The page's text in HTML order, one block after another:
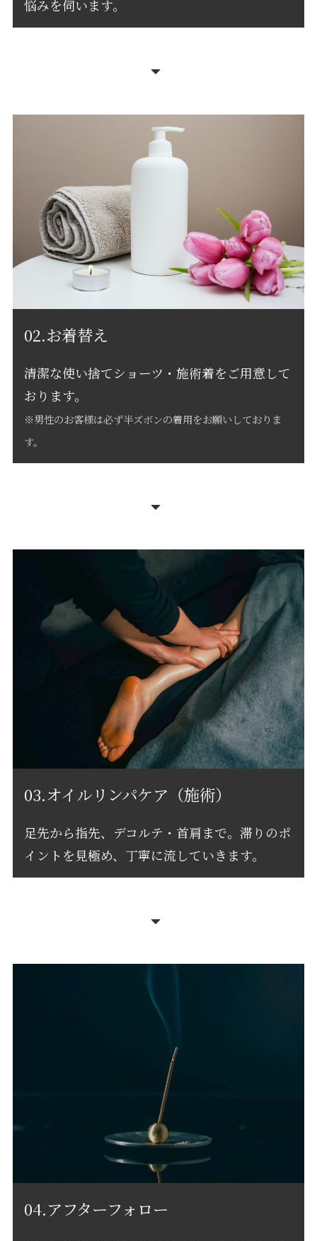
悩みを伺います。
02.お着替え
清潔な使い捨てショーツ・施術着をご用意して
おります。
※男性のお客様は必ず半ズボンの着用をお願いしておりま
す。
03.オイルリンパケア（施術）
足先から指先、デコルテ・首肩まで。滞りのポ
イントを見極め、丁寧に流していきます。
04.アフターフォロー